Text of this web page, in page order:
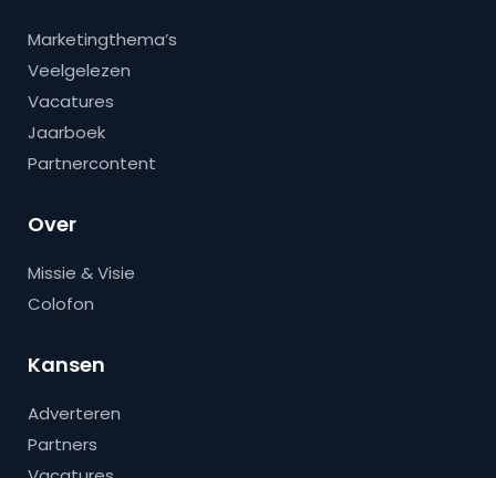
Marketingthema’s
Veelgelezen
Vacatures
Jaarboek
Partnercontent
Over
Missie & Visie
Colofon
Kansen
Adverteren
Partners